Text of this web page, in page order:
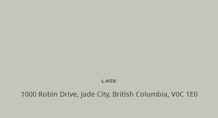
Lage
1000 Robin Drive, Jade City, British Columbia, V0C 1E0